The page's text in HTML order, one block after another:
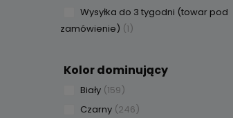
Wysyłka do 3 tygodni (towar pod
zamówienie) (1)
Kolor dominujący
Biały (159)
Czarny (246)